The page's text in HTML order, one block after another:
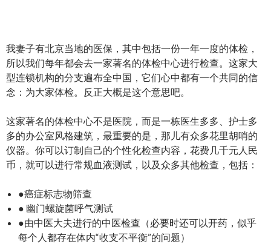
我妻子有北京当地的医保，其中包括一份一年一度的体检，
所以我们每年都会去一家著名的体检中心进行检查。这家大
型连锁机构的分支遍布全中国，它们心中都有一个共同的信
念：为大家体检。反正大概是这个意思吧。
这家著名的体检中心不是医院，而是一栋医生多多、护士多
多的办公室风格建筑，最重要的是，那儿有众多花里胡哨的
仪器。你可以订制自己的个性化检查内容，花费几千元人民
币，就可以进行常规血液测试，以及众多其他检查，包括：
●癌症标志物筛查
● 幽门螺旋菌呼气测试
●由中医大夫进行的中医检查（必要时还可以开药，似乎
每个人都存在体内“收支不平衡”的问题）